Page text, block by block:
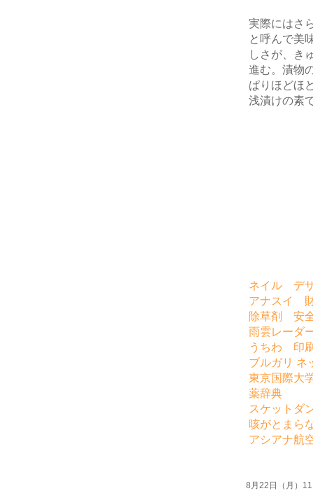
実際にはさ
と呼んで美
しさが、き
進む。漬物
ぱりほどほ
浅漬けの素
ネイル デ
アナスイ
除草剤 安
雨雲レーダ
うちわ 印
ブルガリ ネ
東京国際大
薬辞典
スケットダ
咳がとまら
アシアナ航
8月22日（月）